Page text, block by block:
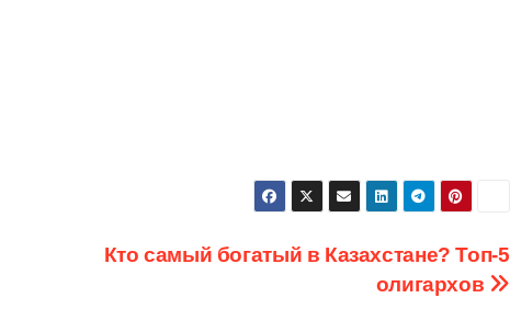
Кто самый богатый в Казахстане? Топ-5
олигархов